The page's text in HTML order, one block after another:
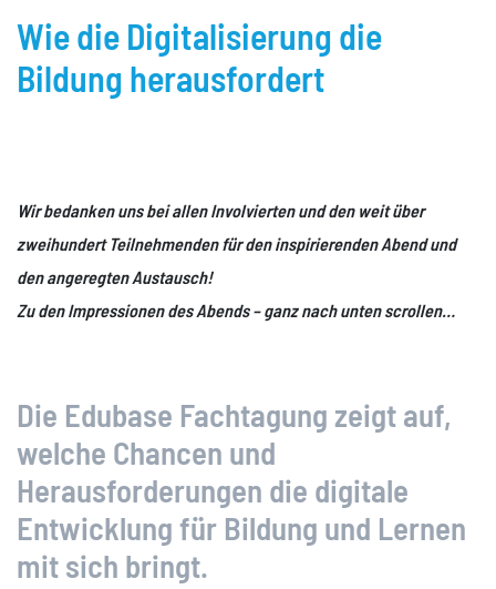
Lösungen für
– Schulen
Vertrieb & Preise
Information & Hilfe
Erste Schritte mit Edubase
Feedback
Unterrichtsideen
Über uns
Wie die Digitalisierung die
Bildung herausfordert
Wir bedanken uns bei allen Involvierten und den weit über
zweihundert Teilnehmenden für den inspirierenden Abend und
den angeregten Austausch!
Zu den Impressionen des Abends – ganz nach unten scrollen…
Die Edubase Fachtagung zeigt auf,
welche Chancen und
Herausforderungen die digitale
Entwicklung für Bildung und Lernen
mit sich bringt.